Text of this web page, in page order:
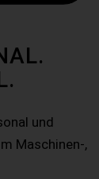
und
Maschinen-,